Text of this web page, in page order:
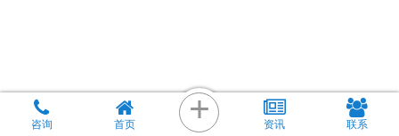
咨询 首页 + 资讯 联系